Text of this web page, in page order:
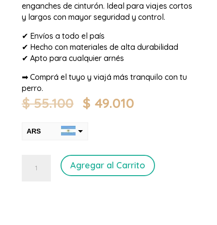
enganches de cinturón. Ideal para viajes cortos
y largos con mayor seguridad y control.
✔ Envíos a todo el país
✔ Hecho con materiales de alta durabilidad
✔ Apto para cualquier arnés
➡ Comprá el tuyo y viajá más tranquilo con tu
perro.
$55.100 El
precio
era:
$ 49.010El
ARS
Agregar al Carrito